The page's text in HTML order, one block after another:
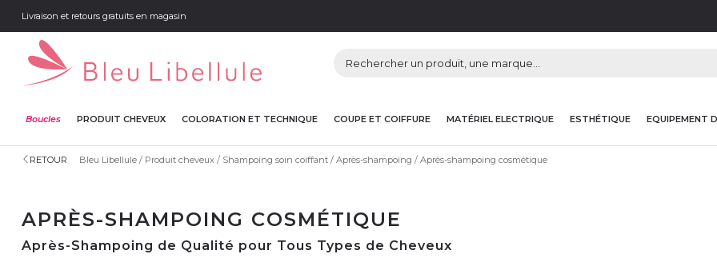
Livraison et retours gratuits en magasin
Boucles PRODUIT CHEVEUX COLORATION ET TECHNIQUE COUPE ET COIFFURE MATÉRIEL ELECTRIQUE ESTHÉTIQUE EQUIPEMENT
RETOUR Bleu Libellule Produit cheveux Shampoing soin coiffant Après-shampoing Après-shampoing cosmétique
APRÈS-SHAMPOING COSMÉTIQUE
Après-Shampoing de Qualité pour Tous Types de Cheveux